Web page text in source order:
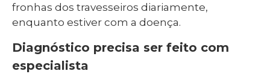
fronhas dos travesseiros diariamente,
enquanto estiver com a doença.
Diagnóstico precisa ser feito com
especialista